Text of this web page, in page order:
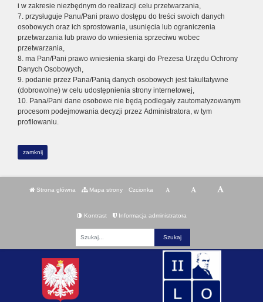
i w zakresie niezbędnym do realizacji celu przetwarzania,
7. przysługuje Panu/Pani prawo dostępu do treści swoich danych
osobowych oraz ich sprostowania, usunięcia lub ograniczenia
przetwarzania lub prawo do wniesienia sprzeciwu wobec
przetwarzania,
8. ma Pan/Pani prawo wniesienia skargi do Prezesa Urzędu Ochrony
Danych Osobowych,
9. podanie przez Pana/Panią danych osobowych jest fakultatywne
(dobrowolne) w celu udostępnienia strony internetowej,
10. Pana/Pani dane osobowe nie będą podlegały zautomatyzowanym
procesom podejmowania decyzji przez Administratora, w tym
profilowaniu.
zamknij
Strona główna Mapa strony Czcionka
Kontrast Informacja administratora